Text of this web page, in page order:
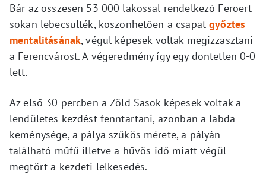
Bár az összesen 53 000 lakossal rendelkező Feröert
sokan lebecsülték, köszönhetően a csapatgyőztes
mentalitásának, végül képesek voltak megizzasztani
a Ferencvárost. A végeredmény így egy döntetlen 0-0
lett.
Az első 30 percben a Zöld Sasok képesek voltak a
lendületes kezdést fenntartani, azonban a labda
keménysége, a pálya szűkös mérete, a pályán
található műfű illetve a hűvös idő miatt végül
megtört a kezdeti lelkesedés.